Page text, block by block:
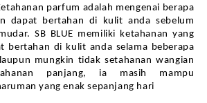
parfum adalah mengenai berapa
dapat bertahan di kulit anda sebelum
SB BLUE memiliki ketahanan yang
bertahan di kulit anda selama beberapa
mungkin tidak setahanan wangian
panjang, ia masih mampu
yang enak sepanjang hari